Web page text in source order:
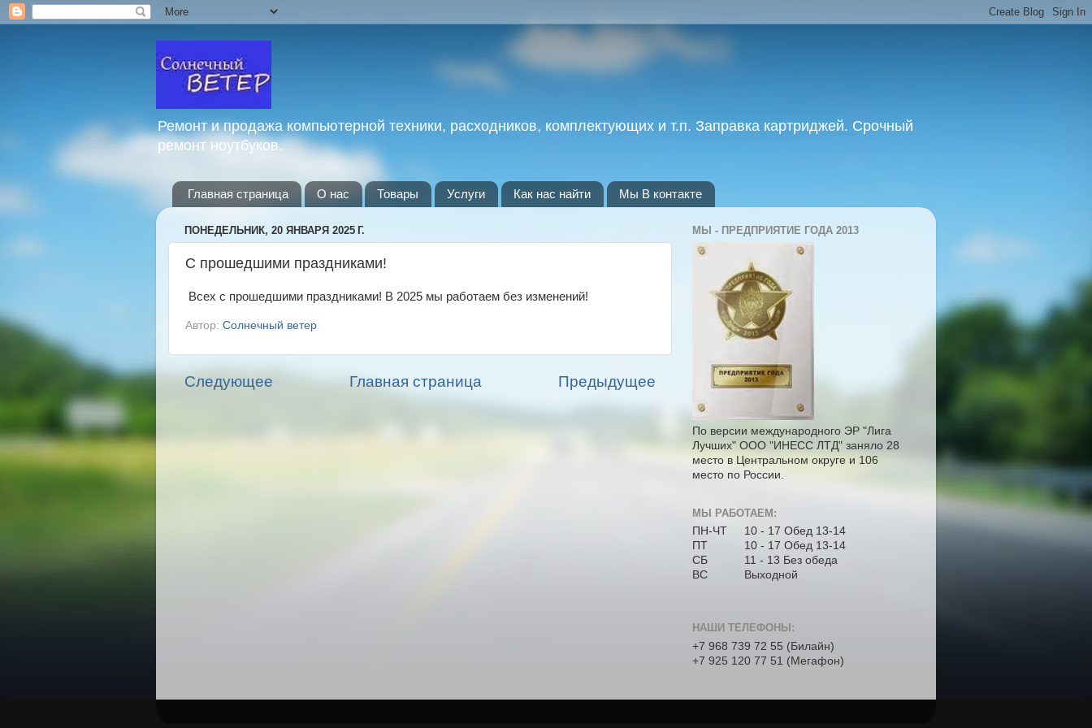
Ремонт и продажа компьютерной техники, расходников, комплектующих и т.п. Заправка картриджей. Срочный
ремонт ноутбуков.
Главная страница О нас Товары Услуги Как нас найти Мы В контакте
ПОНЕДЕЛЬНИК, 20 ЯНВАРЯ 2025 Г.
С прошедшими праздниками!
Всех с прошедшими праздниками! В 2025 мы работаем без изменений!
Автор: Солнечный ветер
Следующее Предыдущее
Главная страница
МЫ - ПРЕДПРИЯТИЕ ГОДА 2013
По версии международного ЭР "Лига
Лучших" ООО "ИНЕСС ЛТД" заняло 28
место в Центральном округе и 106
место по России.
МЫ РАБОТАЕМ:
ПН-ЧТ
10 - 17 Обед 13-14
ПТ
10 - 17 Обед 13-14
СБ
11 - 13 Без обеда
ВС
Выходной
НАШИ ТЕЛЕФОНЫ:
+7 968 739 72 55 (Билайн)
+7 925 120 77 51 (Мегафон)